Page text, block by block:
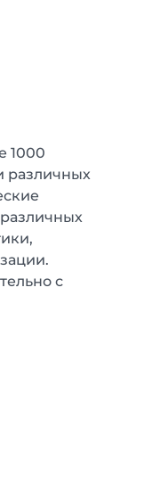
1000
различных
с